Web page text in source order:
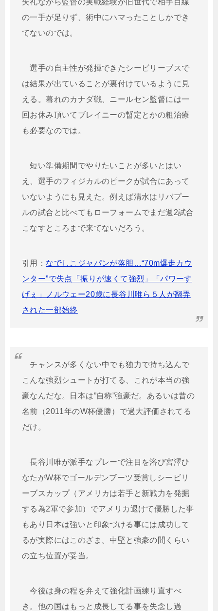
失礼ながら監督の実戦経験が旧世代で相手目線
の一手が足りず、術中にハマったことしかでき
てないのでは。
選手の自主性が発揮できたシービリーブスで
は結果が出ていることが裏付けているように見
える。暮れのカナダ戦、ニールセン監督には一
回お休み頂いてブレイニーの暫定とかの粗治療
も必要なのでは。
短い準備期間でやりたいことが多いとはい
え、選手のフィジカルのピークが試合にあって
いないようにも見えた。例えば清水はリバプー
ルの試合と比べてもローフォームでまだ週2試合
こなすところまで来てないだろう。
引用： なでしこジャパンが落胆…“70m爆走カウ
ンター”で失点「振りが速くて強烈」「パワーす
げぇ」ノルウェー20歳に長谷川唯ら５人が翻弄
された一部始終
チャンスが多くない中でも独力で持ち込んで
こんな強烈シュートが打てる、これが本当の強
豪なんだな。日本は”自称”強豪だ。あるいは昔の
名前（2011年のW杯優勝）で過大評価されてる
だけ。
長谷川唯が派手なプレーで注目を浴び宮澤ひ
なたがW杯でゴールデンブーツ受賞しシービリ
ーブスカップ（アメリカは若手と新戦力を発掘
する為2軍で参加）でアメリカ退けて優勝した事
もあり日本は強いと印象づける事には成功して
るが実際にはこのざま。中堅と強豪の間くらい
の立ち位置が妥当。
今後は身の程を弁えて強化計画練り直すべ
き。他の国はもっと成長してる事を失念し過